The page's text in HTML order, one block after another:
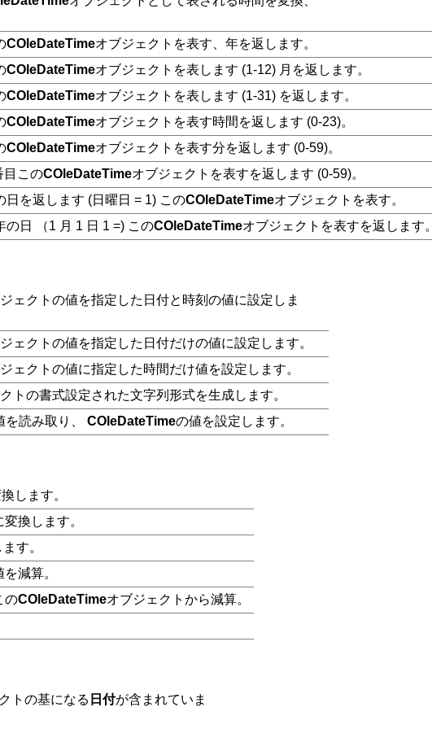
COleDateTimeオブジェクトを表す、年を返します。
COleDateTimeオブジェクトを表します (1-12) 月を返します。
COleDateTimeオブジェクトを表します (1-31) を返します。
COleDateTimeオブジェクトを表す時間を返します (0-23)。
COleDateTimeオブジェクトを表す分を返します (0-59)。
目このCOleDateTimeオブジェクトを表すを返します (0-59)。
日を返します (日曜日 = 1) このCOleDateTimeオブジェクトを表す。
の日 （1 月 1 日 1 =) このCOleDateTimeオブジェクトを表すを返します。
ェクトの値を指定した日付と時刻の値に設定しま
ェクトの値を指定した日付だけの値に設定します。
ェクトの値に指定した時間だけ値を設定します。
トの書式設定された文字列形式を生成します。
読み取り、 COleDateTimeの値を設定します。
します。
変換します。
す。
を減算。
のCOleDateTimeオブジェクトから減算。
トの基になる 日付が含まれていま